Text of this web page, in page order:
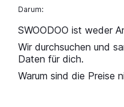
Darum:
SWOODOO ist weder
Wir durchsuchen und
Daten für dich.
Warum sind die Preise